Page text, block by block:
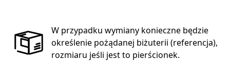
W przypadku wymiany konieczne będzie
określenie pożądanej biżuterii (referencja),
rozmiaru jeśli jest to pierścionek.